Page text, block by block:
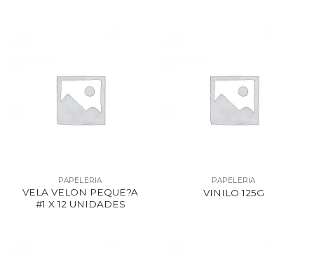
PAPELERIA
VELA VELON PEQUE?A
#1 X 12 UNIDADES
PAPELERIA
VINILO 125G